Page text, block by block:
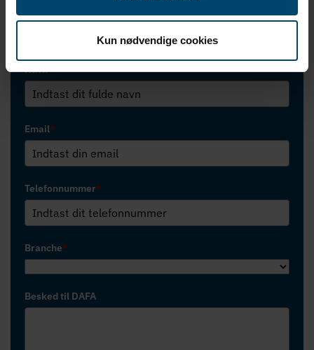
Kun nødvendige cookies
Navn*
Email*
Telefonnummer*
Branche*
Besked til DAFA